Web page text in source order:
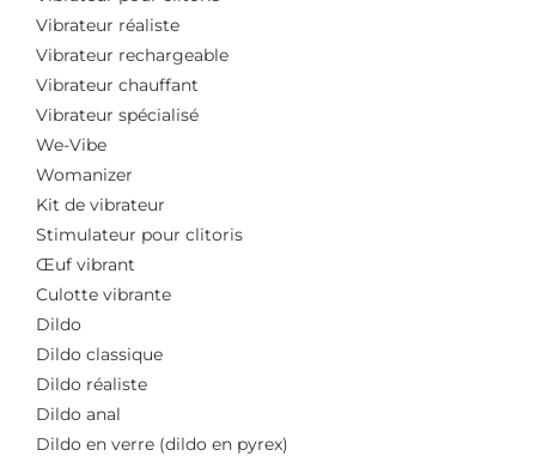
Vibrateur réaliste
Vibrateur rechargeable
Vibrateur chauffant
Vibrateur spécialisé
We-Vibe
Womanizer
Kit de vibrateur
Stimulateur pour clitoris
Œuf vibrant
Culotte vibrante
Dildo
Dildo classique
Dildo réaliste
Dildo anal
Dildo en verre (dildo en pyrex)